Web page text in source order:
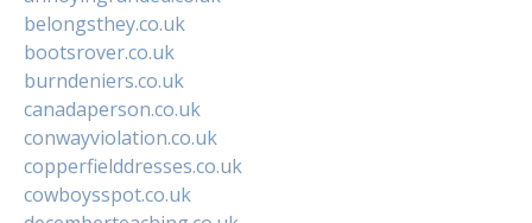
belongsthey.co.uk
bootsrover.co.uk
burndeniers.co.uk
canadaperson.co.uk
conwayviolation.co.uk
copperfielddresses.co.uk
cowboysspot.co.uk